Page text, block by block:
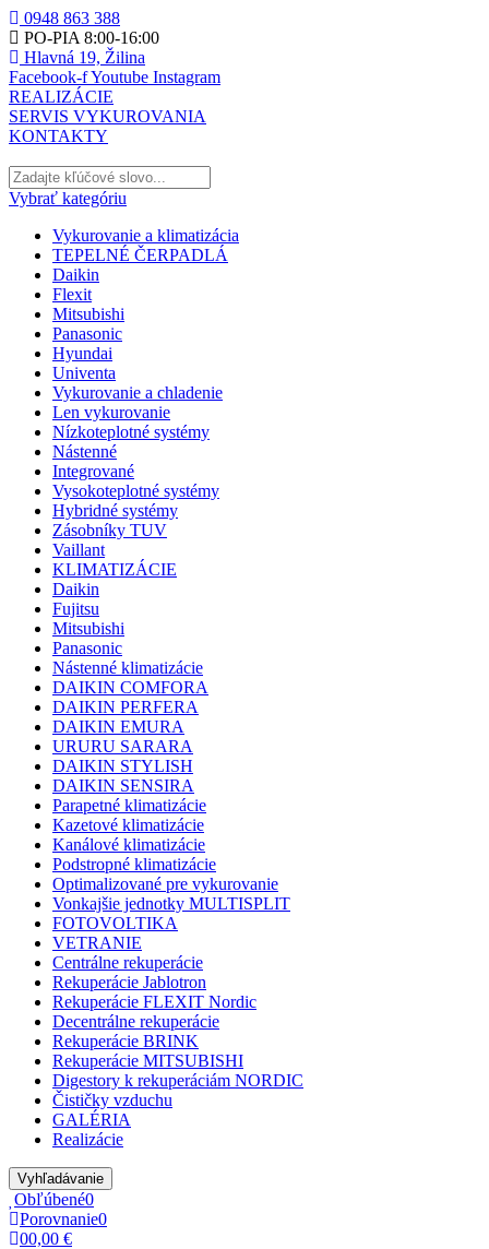
0948 863 388
PO-PIA 8:00-16:00
Hlavná 19, Žilina
Facebook-fYoutube Instagram
REALIZÁCIE
SERVIS VYKUROVANIA
KONTAKTY
Vybrať kategóriu
Vykurovanie a klimatizácia
TEPELNÉ ČERPADLÁ
Daikin
Flexit
Mitsubishi
Panasonic
Hyundai
Univenta
Vykurovanie a chladenie
Len vykurovanie
Nízkoteplotné systémy
Nástenné
Integrované
Vysokoteplotné systémy
Hybridné systémy
Zásobníky TUV
Vaillant
KLIMATIZÁCIE
Daikin
Fujitsu
Mitsubishi
Panasonic
Nástenné klimatizácie
DAIKIN COMFORA
DAIKIN PERFERA
DAIKIN EMURA
URURU SARARA
DAIKIN STYLISH
DAIKIN SENSIRA
Parapetné klimatizácie
Kazetové klimatizácie
Kanálové klimatizácie
Podstropné klimatizácie
Optimalizované pre vykurovanie
Vonkajšie jednotky MULTISPLIT
FOTOVOLTIKA
VETRANIE
Centrálne rekuperácie
Rekuperácie Jablotron
Rekuperácie FLEXIT Nordic
Decentrálne rekuperácie
Rekuperácie BRINK
Rekuperácie MITSUBISHI
Digestory k rekuperáciám NORDIC
Čističky vzduchu
GALÉRIA
Realizácie
Vyhľadávanie
Obľúbené0
Porovnanie0
00,00 €